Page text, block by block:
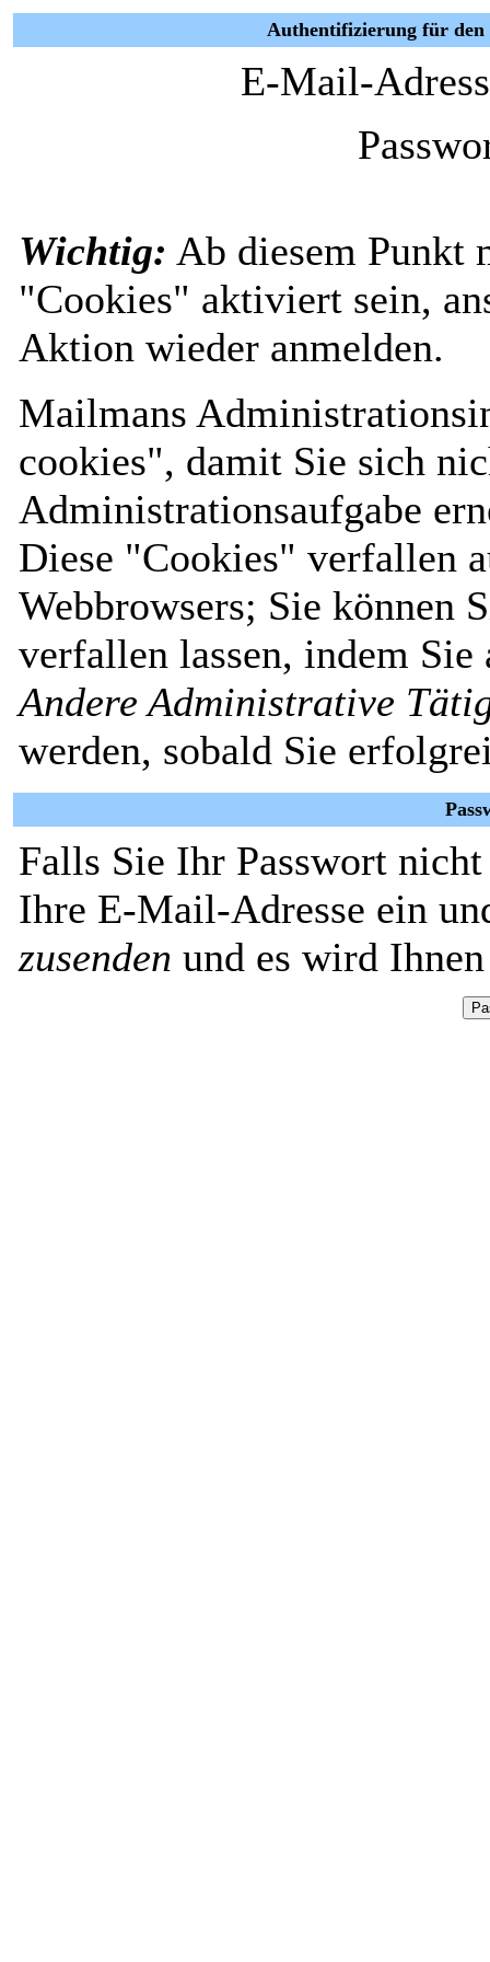
Authentifizierung für
E-Mail-
Wichtig: Ab diesem Punkt
"Cookies" aktiviert sein,
Aktion wieder anmelden.
Mailmans
cookies", damit Sie sich
Administrationsaufgabe
Diese "Cookies" verfallen
Webbrowsers; Sie können
verfallen lassen, indem
Andere Administrative
werden, sobald Sie
Falls Sie Ihr Passwort
Ihre E-Mail-Adresse ein
zusenden und es wird